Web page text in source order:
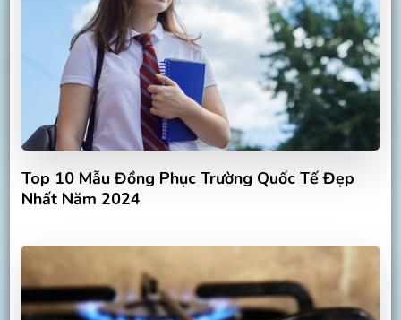
Top 10 Mẫu Đồng Phục Trường Quốc Tế Đẹp
Nhất Năm 2024